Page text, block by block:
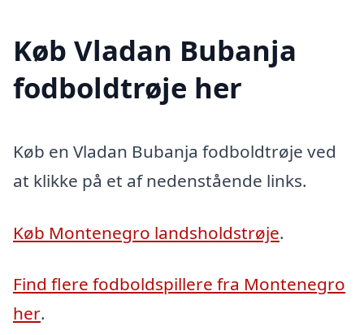
Køb Vladan Bubanja
fodboldtrøje her
Køb en Vladan Bubanja fodboldtrøje ved
at klikke på et af nedenstående links.
Køb Montenegro landsholdstrøje.
Find flere fodboldspillere fra Montenegro
her.